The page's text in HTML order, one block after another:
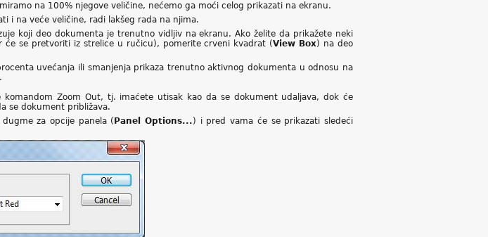
na 100% njegove veličine, nećemo ga moći celog prikazati na ekranu.
i na veće veličine, radi lakšeg rada na njima.
koji deo dokumenta je trenutno vidljiv na ekranu. Ako želite da prikažete neki
će se pretvoriti iz strelice u ručicu), pomerite crveni kvadrat (View Box) na deo
uvećanja ili smanjenja prikaza trenutno aktivnog dokumenta u odnosu na
komandom Zoom Out, tj. imaćete utisak kao da se dokument udaljava, dok će
se dokument približava.
za opcije panela ( Panel Options...) i pred vama će se prikazati sledeći